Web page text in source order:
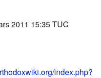
2011 15:35 TUC
index.php?